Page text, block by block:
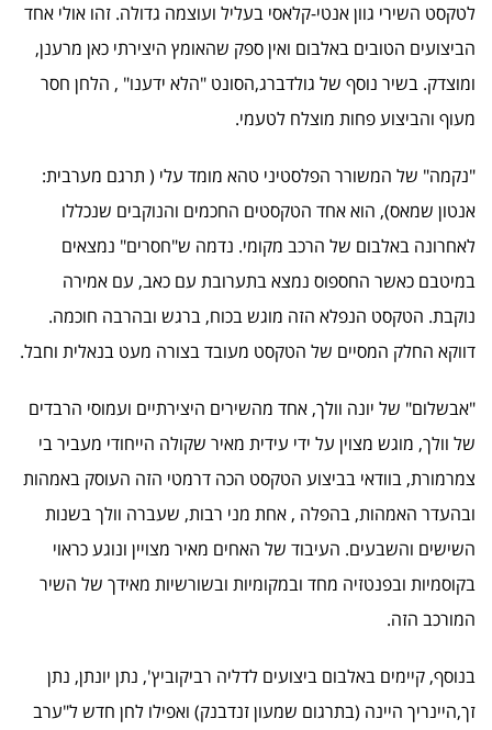
לטקסט השירי גוון אנטי-קלאסי בעליל ועוצמה גדולה. זהו אולי אחד
הביצועים הטובים באלבום ואין ספק שהאומץ היצירתי כאן מרענן,
ומוצדק. בשיר נוסף של גולדברג,הסונט "הלא ידענו" , הלחן חסר
מעוף והביצוע פחות מוצלח לטעמי.
"נקמה" של המשורר הפלסטיני טהא מומד עלי ( תרגם מערבית:
אנטון שמאס), הוא אחד הטקסטים החכמים והנוקבים שנכללו
לאחרונה באלבום של הרכב מקומי. נדמה ש"חסרים" נמצאים
במיטבם כאשר החספוס נמצא בתערובת עם כאב, עם אמירה
נוקבת. הטקסט הנפלא הזה מוגש בכוח, ברגש ובהרבה חוכמה.
דווקא החלק המסיים של הטקסט מעובד בצורה מעט בנאלית וחבל.
"אבשלום" של יונה וולך, אחד מהשירים היצירתיים ועמוסי הרבדים
של וולך, מוגש מצוין על ידי עידית מאיר שקולה הייחודי מעביר בי
צמרמורת, בוודאי בביצוע הטקסט הכה דרמטי הזה העוסק באמהות
ובהעדר האמהות, בהפלה , אחת מני רבות, שעברה וולך בשנות
השישים והשבעים. העיבוד של האחים מאיר מצויין ונוגע כראוי
בקוסמיות ובפנטזיה מחד ובמקומיות ובשורשיות מאידך של השיר
המורכב הזה.
בנוסף, קיימים באלבום ביצועים לדליה רביקוביץ', נתן יונתן, נתן
זך,היינריך היינה (בתרגום שמעון זנדבנק) ואפילו לחן חדש ל"ערב